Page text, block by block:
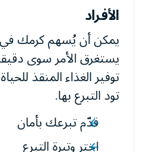
الأفراد
يمكن أن يُسهم كرمك في
يستغرق الأمر سوى
توفير الغذاء المنقذ
تود التبرع بها.
قدّم تبرعك بأمان
اختر وتيرة التبرع